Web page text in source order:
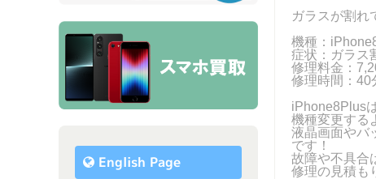
English Page
ガラスが割れ
機種：
症状：ガラス
修理料金：
修理時間：40
iPhone8Plus
機種変更する
液晶画面やバ
です！
故障や不具合
修理の見積も